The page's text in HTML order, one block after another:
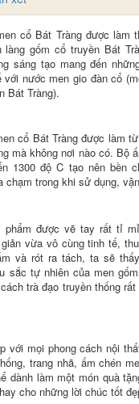
cổ Bát Tràng được làm
làng gốm cổ truyền Bát
sáng tạo mang đến
với nước men gio đàn cổ
Bát Tràng).
cổ Bát Tràng được làm
mà không nơi nào có. Bộ
1300 độ C tạo nên bền
chạm trong khi sử dụng,
phẩm được vẽ tay rất tỉ
vừa vô cùng tinh tế,
và rót ra tách, ta sẽ
sắc tự nhiên của men
trà đạo truyền thống
với mọi phong cách nội
trang nhã, ấm chén
dành làm một món quà
cho những lời chúc tốt